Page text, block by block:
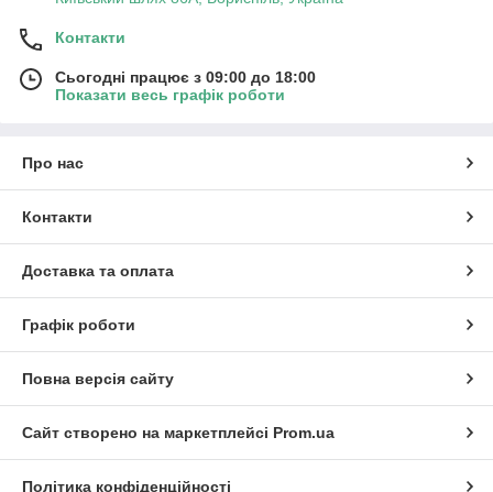
Контакти
Сьогодні працює з 09:00 до 18:00
Показати весь графік роботи
Про нас
Контакти
Доставка та оплата
Графік роботи
Повна версія сайту
Сайт створено на маркетплейсі Prom.ua
Політика конфіденційності